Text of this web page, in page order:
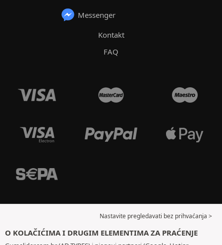
Messenger
Kontakt
FAQ
Nastavite pregledavati bez prihvaćanja >
O KOLAČIĆIMA I DRUGIM ELEMENTIMA ZA PRAĆENJE